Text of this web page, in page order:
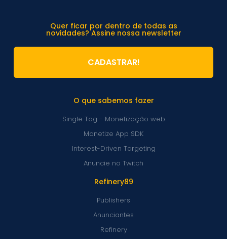
Refinery89
Publishers
Anunciantes
Refinery
O que sabemos fazer
Single Tag - Monetização web
Monetize App SDK
Interest-Driven Targeting
Anuncie no Twitch
Quer ficar por dentro de todas as
novidades? Assine nossa newsletter
CADASTRAR!